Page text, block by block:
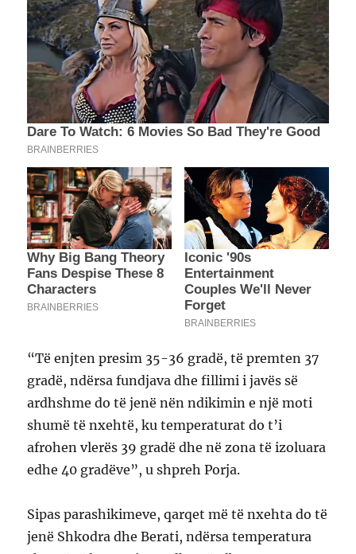
“Të enjten presim 35-36 gradë, të premten 37
gradë, ndërsa fundjava dhe fillimi i javës së
ardhshme do të jenë nën ndikimin e një moti
shumë të nxehtë, ku temperaturat do t’i
afrohen vlerës 39 gradë dhe në zona të izoluara
edhe 40 gradëve”, u shpreh Porja.
Sipas parashikimeve, qarqet më të nxehta do të
jenë Shkodra dhe Berati, ndërsa temperatura